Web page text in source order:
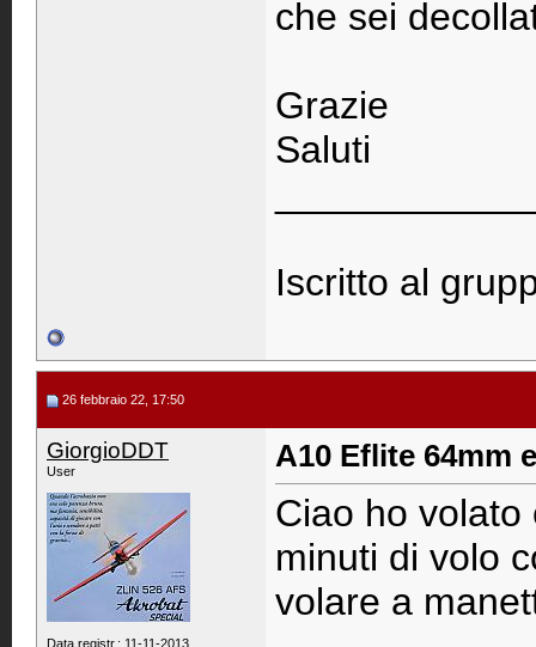
che sei
Grazie
Saluti
Iscritto al
26 febbraio 22, 17:50
GiorgioDDT
User
Data registr.: 11-11-2013
A10 Eflite 64mm
Ciao ho
minuti di volo
volare a